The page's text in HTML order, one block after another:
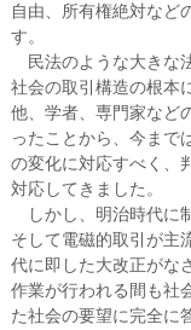
自由、所有権絶対など
す。
民法のような大きな
社会の取引構造の根本
他、学者、専門家など
ったことから、今まで
の変化に対応すべく、
対応してきました。
しかし、明治時代に
そして電磁的取引が主
代に即した大改正がな
作業が行われる間も社
た社会の要望に完全に